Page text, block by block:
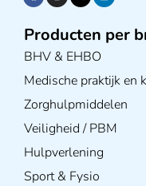
Producten per
BHV & EHBO
Medische praktijk en
Zorghulpmiddelen
Veiligheid / PBM
Hulpverlening
Sport & Fysio